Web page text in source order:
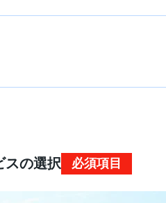
スの選択 必須項目